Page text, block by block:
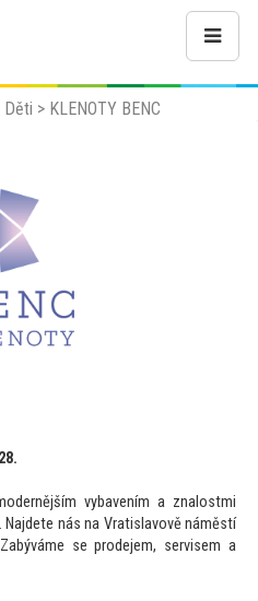
Děti > KLENOTY BENC
vybavením a znalostmi
nás na Vratislavově náměstí
se prodejem, servisem a